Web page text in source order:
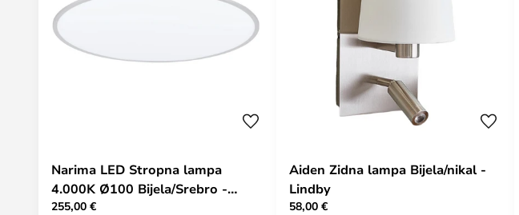
Narima LED Stropna lampa
4.000K Ø100 Bijela/Srebro -
Lindby
255,00 €
Aiden Zidna lampa Bijela/nikal -
Lindby
58,00 €